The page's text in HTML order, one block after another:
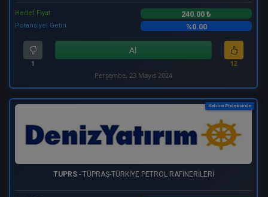
Hedef Fiyat 240.00 ₺
Potansiyel Getiri %0.00
1
Al
12
Perşembe, 23 Mayıs 2024
Katılım Endeksinde
TUPRS- TÜPRAŞ-TÜRKİYE PETROL RAFİNERİLERİ